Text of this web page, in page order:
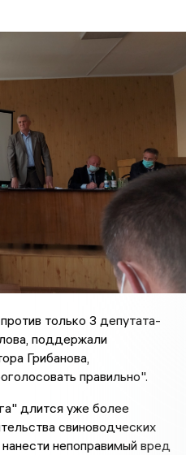
только 3 депутата-
поддержали
Грибанова,
правильно".
длится уже более
свиноводческих
непоправимый вред